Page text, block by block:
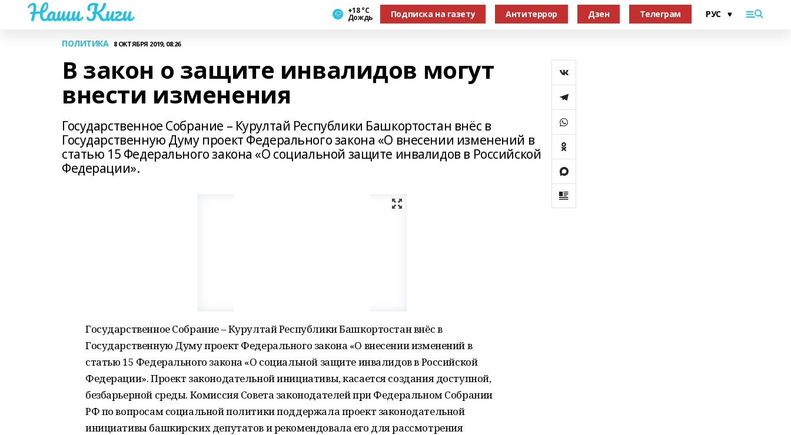
Наши Киги +18 °С
Дождь Подписка на газету Антитеррор Дзен Телеграм
ПОЛИТИКА 8 ОКТЯБРЯ 2019, 08:26
В закон о защите инвалидов могут
внести изменения
Государственное Собрание – Курултай Республики Башкортостан внёс в
Государственную Думу проект Федерального закона «О внесении изменений в
статью 15 Федерального закона «О социальной защите инвалидов в Российской
Федерации».
Государственное Собрание – Курултай Республики Башкортостан внёс в
Государственную Думу проект Федерального закона «О внесении изменений в
статью 15 Федерального закона «О социальной защите инвалидов в Российской
Федерации». Проект законодательной инициативы, касается создания доступной,
безбарьерной среды. Комиссия Совета законодателей при Федеральном Собрании
РФ по вопросам социальной политики поддержала проект законодательной
инициативы башкирских депутатов и рекомендовала его для рассмотрения